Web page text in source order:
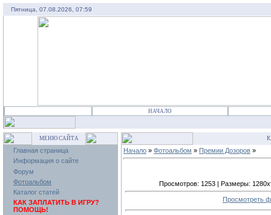
Пятница, 07.08.2026, 07:59
НАЧАЛО
МЕНЮ САЙТА
Главная страница
Информация о сайте
Форум
Фотоальбом
Каталог статей
КАК ЗАПЛАТИТЬ В ИГРУ?
ПОМОЩЬ!
Начало » Фотоальбом » Премии Дозоров »
Просмотров: 1253 | Размеры:
Просмотреть